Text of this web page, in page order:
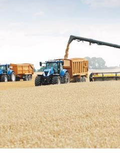
Inculpatul și-a recunoscut